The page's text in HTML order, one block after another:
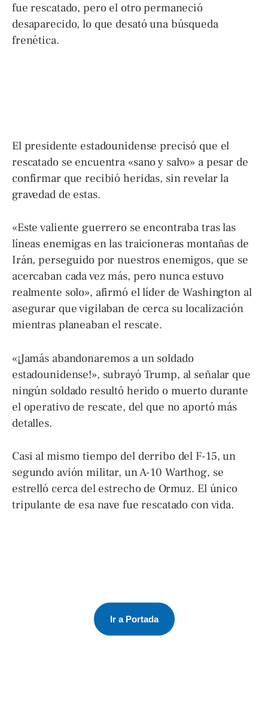
fue rescatado, pero el otro permaneció
desaparecido, lo que desató una búsqueda
frenética.
El presidente estadounidense precisó que el
rescatado se encuentra «sano y salvo» a pesar de
confirmar que recibió heridas, sin revelar la
gravedad de estas.
«Este valiente guerrero se encontraba tras las
líneas enemigas en las traicioneras montañas de
Irán, perseguido por nuestros enemigos, que se
acercaban cada vez más, pero nunca estuvo
realmente solo», afirmó el líder de Washington al
asegurar que vigilaban de cerca su localización
mientras planeaban el rescate.
«¡Jamás abandonaremos a un soldado
estadounidense!», subrayó Trump, al señalar que
ningún soldado resultó herido o muerto durante
el operativo de rescate, del que no aportó más
detalles.
Casi al mismo tiempo del derribo del F-15, un
segundo avión militar, un A-10 Warthog, se
estrelló cerca del estrecho de Ormuz. El único
tripulante de esa nave fue rescatado con vida.
Ir a Portada